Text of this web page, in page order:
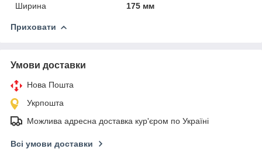
Ширина
175 мм
Приховати
Умови доставки
Нова Пошта
Укрпошта
Можлива адресна доставка кур'єром по Україні
Всі умови доставки